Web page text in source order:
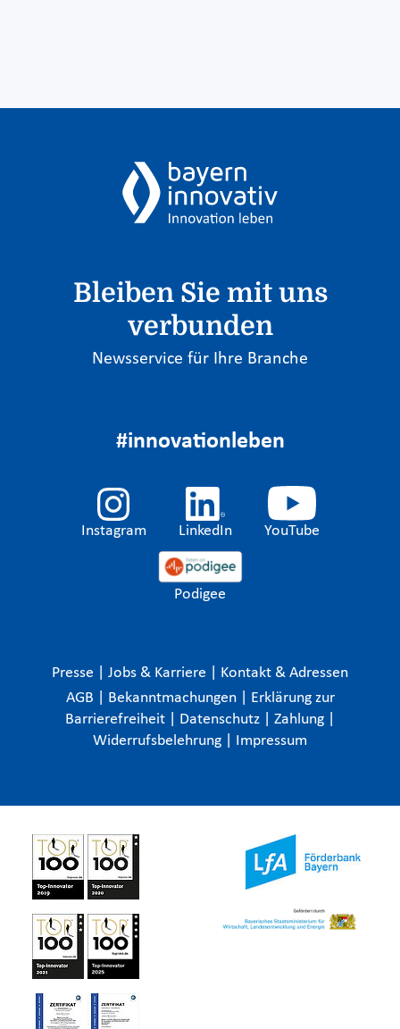
Bleiben Sie mit uns
verbunden
Newsservice für Ihre Branche
#innovationleben
Instagram LinkedIn YouTube
Podigee
Presse Jobs & Karriere
Kontakt & Adressen
AGB
Bekanntmachungen
Erklärung zur
Barrierefreiheit
Datenschutz Zahlung
Widerrufsbelehrung
Impressum